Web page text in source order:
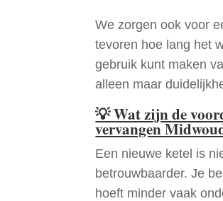
We zorgen ook voor
tevoren hoe lang het
gebruik kunt maken
alleen maar
💡Wat zijn de
vervangen
Een nieuwe ketel is
betrouwbaarder. Je
hoeft minder vaak